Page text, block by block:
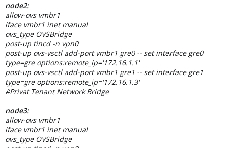
node2:
allow-ovs vmbr1
iface vmbr1 inet manual
ovs_type OVSBridge
post-up tincd -n vpn0
post-up ovs-vsctl add-port vmbr1 gre0 -- set interface gre0
type=gre options:remote_ip='172.16.1.1'
post-up ovs-vsctl add-port vmbr1 gre1 -- set interface gre1
type=gre options:remote_ip='172.16.1.3'
#Privat Tenant Network Bridge
node3:
allow-ovs vmbr1
iface vmbr1 inet manual
ovs_type OVSBridge